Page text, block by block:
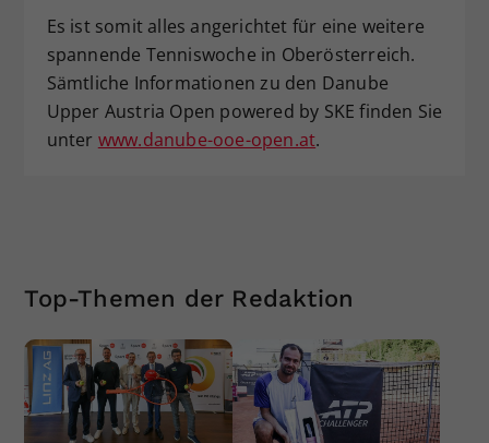
Es ist somit alles angerichtet für eine weitere
spannende Tenniswoche in Oberösterreich.
Sämtliche Informationen zu den Danube
Upper Austria Open powered by SKE finden Sie
unter www.danube-ooe-open.at.
Top-Themen der Redaktion